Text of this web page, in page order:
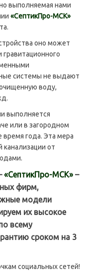
выполняемая нами
«СептикПро-МСК»
оно может
системы не выдают
воду,
выполняется
или в загородном
года. Эта мера
канализации от
«СептикПро-МСК» –
фирм,
модели
их высокое
всему
сроком на 3
социальных сетей!